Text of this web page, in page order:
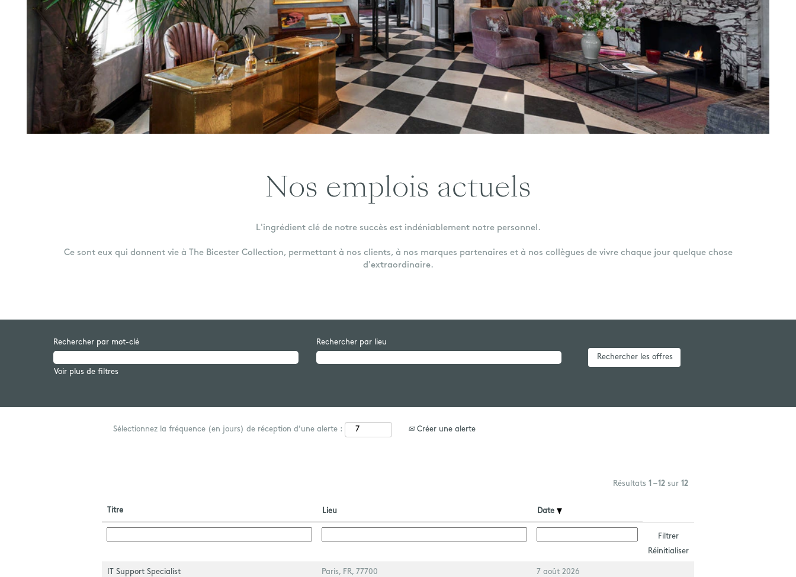
Nos emplois actuels
L'ingrédient clé de notre succès est indéniablement notre personnel.
Ce sont eux qui donnent vie à The Bicester Collection, permettant à nos clients, à nos marques partenaires et à nos collègues de vivre chaque jour quelque chose
d'extraordinaire.
Rechercher par mot-clé Rechercher par lieu
Voir plus de filtres
Sélectionnez la fréquence (en jours) de réception d’une alerte : Créer une alerte
Résultats 1 – 12 sur 12
Titre Lieu Date
Réinitialiser
IT Support Specialist Paris, FR, 77700 7 août 2026